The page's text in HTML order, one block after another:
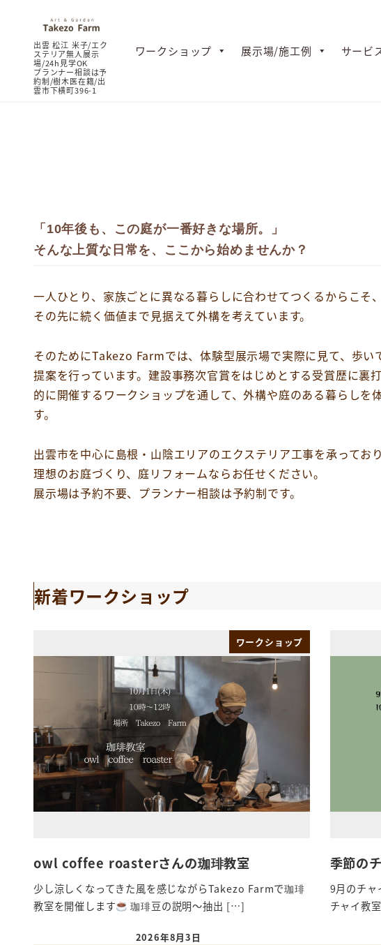
ワークショップ 展示場/施工例 サービ
好きな暮らし
「10年後も、この庭が一番好きな場所。」
そんな上質な日常を、ここから始めませんか？
一人ひとり、家族ごとに異なる暮らしに合わせてつくるからこそ
その先に続く価値まで見据えて外構を考えています。
そのためにTakezo Farmでは、体験型展示場で実際に見て、歩い
提案を行っています。建設事務次官賞をはじめとする受賞歴に裏
的に開催するワークショップを通して、外構や庭のある暮らしを
す。
出雲市を中心に島根・山陰エリアのエクステリア工事を承っており
理想のお庭づくり、庭リフォームならお任せください。
展示場は予約不要、プランナー相談は予約制です。
新着ワークショップ
ワークショップ
owl coffee roasterさんの珈琲教室
少し涼しくなってきた風を感じながらTakezo Farmで珈琲
教室を開催します
珈琲豆の説明～抽出 […]
2026年8月3日
季節の
9月のチャ
チャイ教